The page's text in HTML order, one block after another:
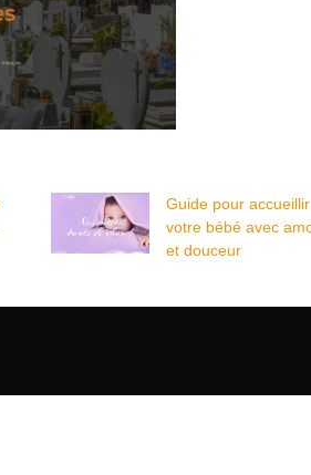
Guide pour accueillir
votre bébé avec
et douceur